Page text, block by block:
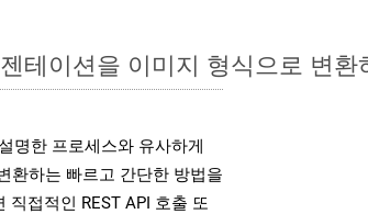
테이션을 이미지 형식으로 변
명한 프로세스와 유사하게
환하는 빠르고 간단한 방법을
접적인 REST API 호출 또